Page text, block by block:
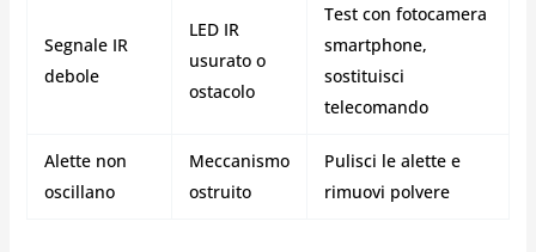
Segnale IR
debole
LED IR
usurato o
ostacolo
Test con fotocamera
smartphone,
sostituisci
telecomando
Alette non
oscillano
Meccanismo
ostruito
Pulisci le alette e
rimuovi polvere